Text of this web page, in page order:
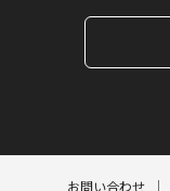
お問い合わせ